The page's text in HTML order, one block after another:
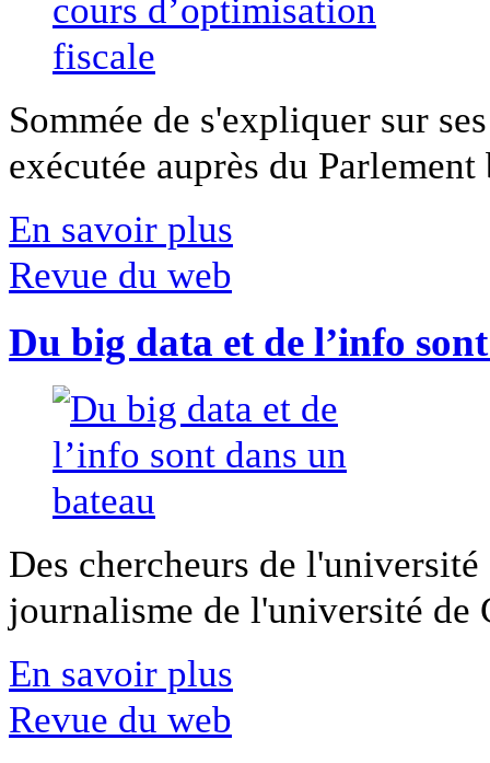
Sommée de s'expliquer sur
exécutée auprès du
En savoir plus
Revue du web
Du big data et de l’info
Des chercheurs de
journalisme de l'université
En savoir plus
Revue du web